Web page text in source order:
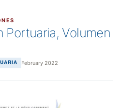
Portuaria, Volumen
February 2022